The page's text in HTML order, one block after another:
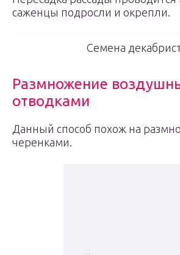
саженцы подросли и окрепли.
Семена
Размножение
отводками
Данный способ похож на
черенками.